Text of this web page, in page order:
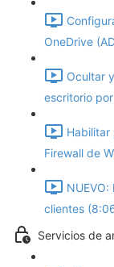
OneDrive
Ocultar
escritorio
Habilitar
Firewall de
clientes
Servicios de